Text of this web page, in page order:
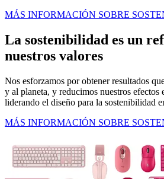
MÁS INFORMACIÓN SOBRE
La sostenibilidad es un
nuestros valores
Nos esforzamos por obtener resultados
y al planeta, y reducimos nuestros efectos
liderando el diseño para la sostenibilidad
MÁS INFORMACIÓN SOBRE